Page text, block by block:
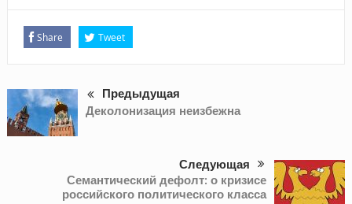
Share Tweet
Предыдущая
Деколонизация неизбежна
Следующая
Семантический дефолт: о кризисе
российского политического класса